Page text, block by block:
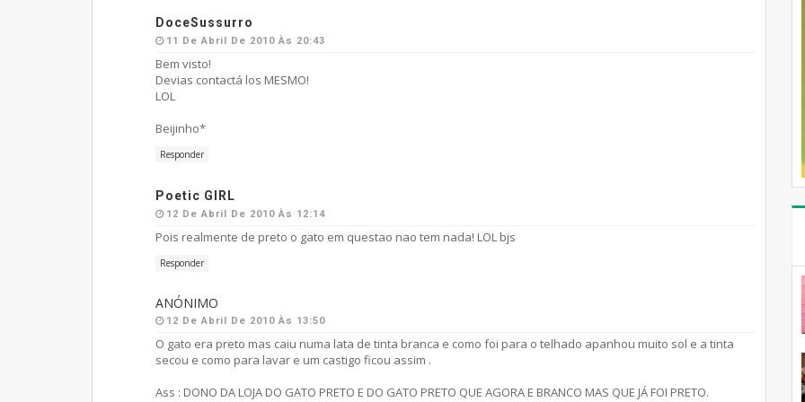
DoceSussurro
11 De Abril De 2010 Às 20:43
Bem visto!
Devias contactá los MESMO!
LOL
Beijinho*
Responder
Poetic GIRL
12 De Abril De 2010 Às 12:14
Pois realmente de preto o gato em questao nao tem nada! LOL bjs
Responder
ANÓNIMO
12 De Abril De 2010 Às 13:50
O gato era preto mas caiu numa lata de tinta branca e como foi para o telhado apanhou muito sol e a tinta
secou e como para lavar e um castigo ficou assim .
Ass : DONO DA LOJA DO GATO PRETO E DO GATO PRETO QUE AGORA E BRANCO MAS QUE JÁ FOI PRETO.